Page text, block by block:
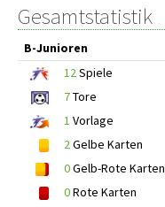
Gesamtstatistik
B-Junioren
12Spiele
7Tore
1 Vorlage
2Gelbe Karten
0Gelb-Rote Karten
0Rote Karten